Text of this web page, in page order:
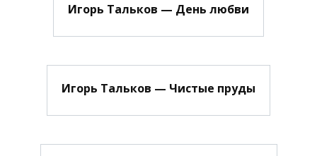
Игорь Тальков — День любви
Игорь Тальков — Чистые пруды